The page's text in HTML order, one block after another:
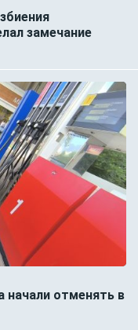
замечание
начали отменять в